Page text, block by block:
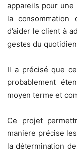
appareils pour une
la consommation
d’aider le client à
gestes du
Il a précisé que
probablement
moyen terme et
Ce projet
manière précise
la détermination